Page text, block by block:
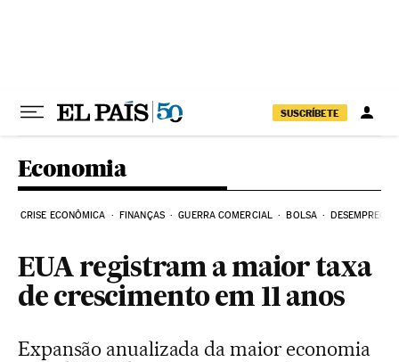
SUSCRÍBETE
Economia
CRISE ECONÔMICA FINANÇAS GUERRA COMERCIAL BOLSA DESEMPREGO
EUA registram a maior taxa
de crescimento em 11 anos
Expansão anualizada da maior economia